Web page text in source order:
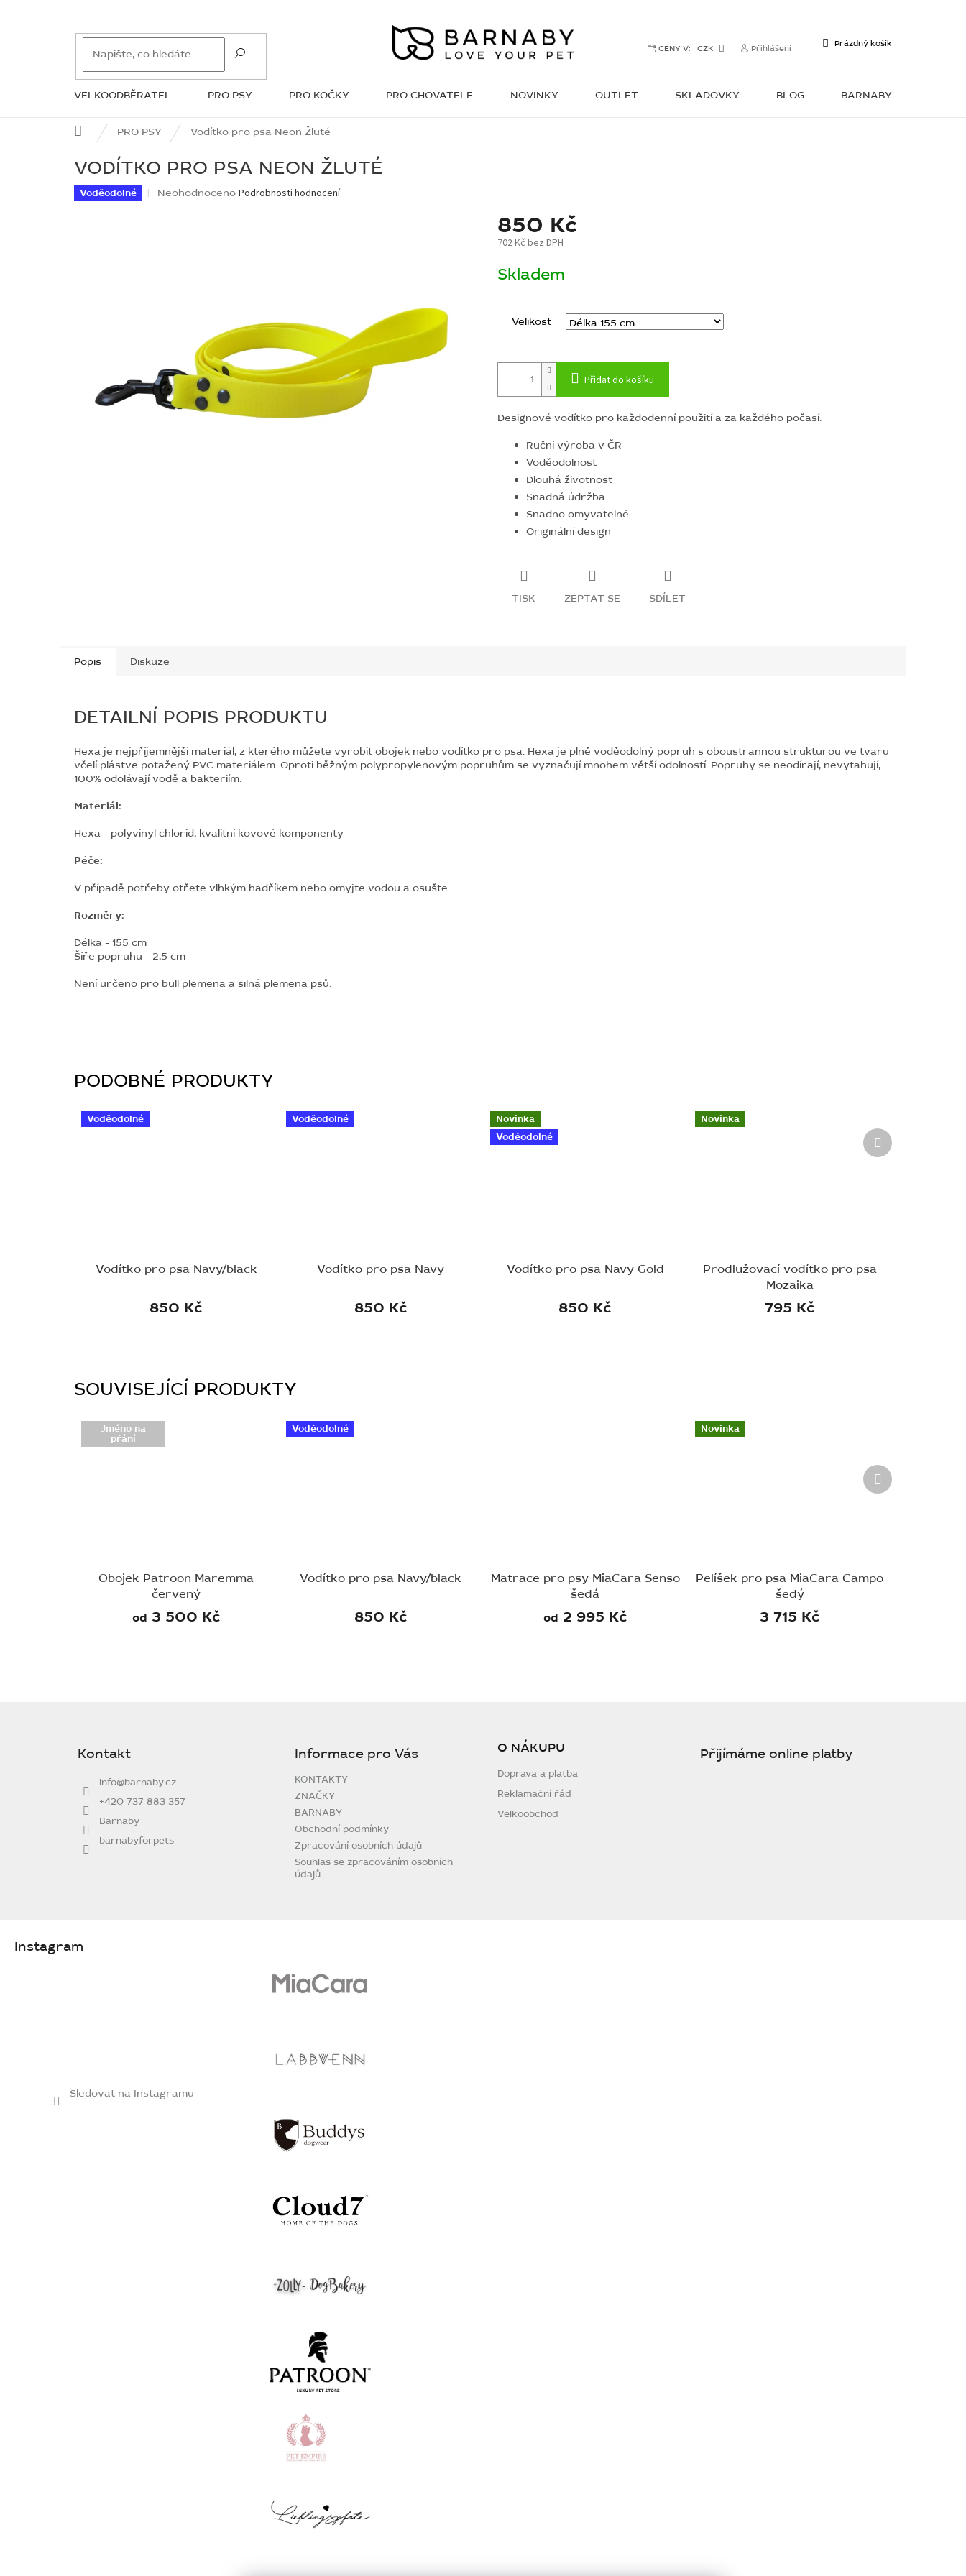
CENY V: CZK Přihlášení
NÁKUPNÍ
Prázdný košík
VELKOODBĚRATEL PRO PSY PRO KOČKY PRO CHOVATELE NOVINKY OUTLET SKLADOVKY BLOG BARNABY
ZNAČKY
Domů PRO PSY Vodítko pro psa Neon Žluté
VODÍTKO PRO PSA NEON ŽLUTÉ
Voděodolné
Průměrné
Neohodnoceno Podrobnosti hodnocení
850 Kč
702 Kč bez DPH
cena:
Skladem
Velikost
Přidat do košíku
Designové vodítko pro každodenní použití a za každého počasí.
Ruční výroba v ČR
Voděodolnost
Dlouhá životnost
Snadná údržba
Snadno omyvatelné
Originální design
TISK ZEPTAT SE SDÍLET
SOUVISEJÍCÍ PRODUKTY
Jméno na
přání
Obojek Patroon Maremma
červený
od 3 500 Kč
Voděodolné
Vodítko pro psa Navy/black
850 Kč
Matrace pro psy MiaCara Senso
šedá
od 2 995 Kč
Novinka
Pelíšek pro psa MiaCara Campo
šedý
3 715 Kč
Další
produkt
Popis Diskuze
DETAILNÍ POPIS PRODUKTU
Hexa je nejpříjemnější materiál, z kterého můžete vyrobit obojek nebo vodítko pro psa. Hexa je plně voděodolný popruh s oboustrannou strukturou ve tvaru
včelí plástve potažený PVC materiálem. Oproti běžným polypropylenovým popruhům se vyznačují mnohem větší odolností. Popruhy se neodírají, nevytahují,
100% odolávají vodě a bakteriím.
Materiál:
Hexa - polyvinyl chlorid, kvalitní kovové komponenty
Péče:
V případě potřeby otřete vlhkým hadříkem nebo omyjte vodou a osušte
Rozměry:
Délka - 155 cm
Šíře popruhu - 2,5 cm
Není určeno pro bull plemena a silná plemena psů.
Voděodolné
Vodítko pro psa Navy/black
850 Kč
Voděodolné
Vodítko pro psa Navy
850 Kč
Novinka
Voděodolné
Vodítko pro psa Navy Gold
850 Kč
Novinka
Prodlužovací vodítko pro psa
Mozaika
795 Kč
Další
produkt
Kontakt
info@barnaby.cz
+420 737 883 357
Barnaby
barnabyforpets
Informace pro Vás
KONTAKTY
ZNAČKY
BARNABY
Obchodní podmínky
Zpracování osobních údajů
Souhlas se zpracováním osobních
údajů
O NÁKUPU
Doprava a platba
Reklamační řád
Velkoobchod
Přijímáme online platby
Instagram
Sledovat na Instagramu